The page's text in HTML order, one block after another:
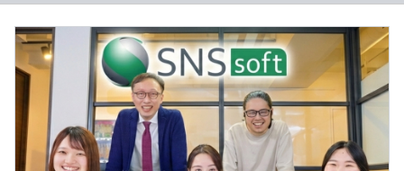
【スキルアップ】
◆資格取得を応援しており、書籍の購入補助や受験費用の
負担に加えて、有志で定期的な勉強会を開催しています。
◆Python・SAP、Java・Oracle・AWSなど、さまざまな
資格を取得した時に報奨金（最大10万円）が支給されま
す。チャレンジしたいものがあれば、気軽にお伝えくださ
月給25万円以上(固定残業代含む)
※スキル・経験等を考慮の上、当社規定により決定しま
す。
※固定残業代は時間外労働の有無に関わらず10時間相当
分、
月給25万円の場合で月額1.8万円を含み、超過時は追加で
支給します。
※試用期間（3カ月間）待遇に異動はありません。